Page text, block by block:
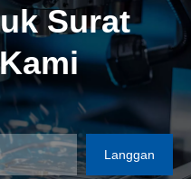
Surat
Langgan